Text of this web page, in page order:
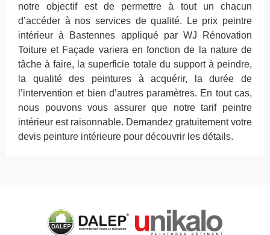
notre objectif est de permettre à tout un chacun
d’accéder à nos services de qualité. Le prix peintre
intérieur à Bastennes appliqué par WJ Rénovation
Toiture et Façade variera en fonction de la nature de
tâche à faire, la superficie totale du support à peindre,
la qualité des peintures à acquérir, la durée de
l’intervention et bien d’autres paramètres. En tout cas,
nous pouvons vous assurer que notre tarif peintre
intérieur est raisonnable. Demandez gratuitement votre
devis peinture intérieure pour découvrir les détails.